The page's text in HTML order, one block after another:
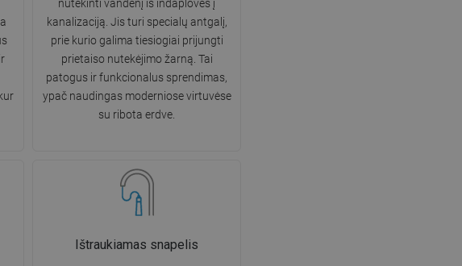
nutekinti vandenį iš indaplovės į
kanalizaciją. Jis turi specialų antgalį,
prie kurio galima tiesiogiai prijungti
prietaiso nutekėjimo žarną. Tai
patogus ir funkcionalus sprendimas,
ypač naudingas moderniose virtuvėse
su ribota erdve.
Ištraukiamas snapelis
SWEDISH
FINNISH
PORTUGUESE